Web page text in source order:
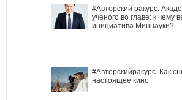
#Авторский ракурс.
ученого во главе: к чему
инициатива Миннауки?
#Авторскийракурс. Как
настоящее кино